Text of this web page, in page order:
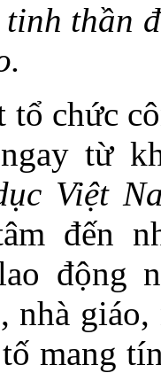
tinh thần
tổ chức
từ
Việt
đến
động
nhà
mang